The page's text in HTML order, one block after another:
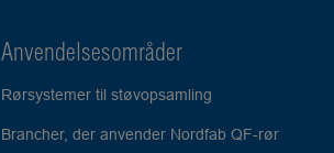
Anvendelsesområder
Rørsystemer til støvopsamling
Brancher, der anvender Nordfab QF-rør